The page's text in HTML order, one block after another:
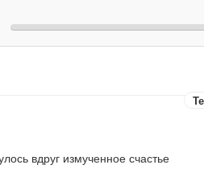
вдруг измученное счастье